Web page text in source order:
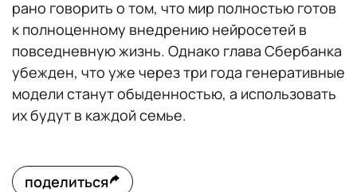
рано говорить о том, что мир полностью готов
к полноценному внедрению нейросетей в
повседневную жизнь. Однако глава Сбербанка
убежден, что уже через три года генеративные
модели станут обыденностью, а использовать
их будут в каждой семье.
поделиться